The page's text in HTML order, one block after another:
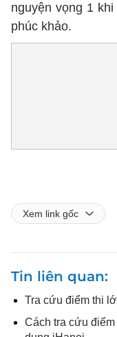
nguyện vọng 1
phúc khảo.
Xem link gốc
Tin liên quan
Tra cứu điểm thi
Cách tra cứu